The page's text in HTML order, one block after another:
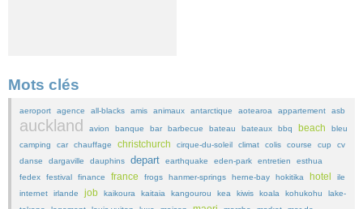
Mots clés
aeroport agence all-blacks amis animaux antarctique aotearoa appartement asb
auckland avion banque bar barbecue bateau bateaux bbq beach
bleu
camping
car chauffage christchurch cirque-du-soleil climat colis course cup
cv
danse
dargaville dauphins depart earthquake eden-park entretien
esthua
fedex
festival finance france frogs hanmer-springs herne-bay hokitika hotel
ile
internet
irlande job kaikoura kaitaia kangourou kea kiwis koala kohukohu
lake-